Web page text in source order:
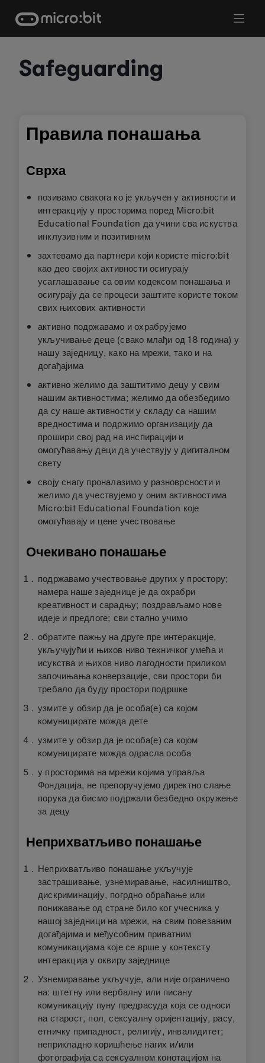
content
Safeguarding
Правила понашања
Сврха
позивамо свакога ко је укључен у активности и
интеракцију у просторима поред Micro:bit
Educational Foundation да учини сва искуства
инклузивним и позитивним
захтевамо да партнери који користе micro:bit
као део својих активности осигурају
усаглашавање са овим кодексом понашања и
осигурају да се процеси заштите користе током
свих њихових активности
активно подржавамо и охрабрујемо
укључивање деце (свако млађи од 18 година) у
нашу заједницу, како на мрежи, тако и на
догађајима
активно желимо да заштитимо децу у свим
нашим активностима; желимо да обезбедимо
да су наше активности у складу са нашим
вредностима и подржимо организацију да
прошири свој рад на инспирацији и
омогућавању деци да учествују у дигиталном
свету
своју снагу проналазимо у разноврсности и
желимо да учествујемо у оним активностима
Micro:bit Educational Foundation које
омогућавају и цене учествовање
Очекивано понашање
подржавамо учествовање других у простору;
намера наше заједнице је да охрабри
креативност и сарадњу; поздрављамо нове
идеје и предлоге; сви стално учимо
обратите пажњу на друге пре интеракције,
укључујући и њихов ниво техничког умећа и
исукства и њихов ниво лагодности приликом
започињања конверзације, сви простори би
требало да буду простори подршке
узмите у обзир да је особа(е) са којом
комуницирате можда дете
узмите у обзир да је особа(е) са којом
комуницирате можда одрасла особа
у просторима на мрежи којима управља
Фондација, не препоручујемо директно слање
порука да бисмо подржали безбедно окружење
за децу
Неприхватљиво понашање
Неприхватљиво понашање укључује
застрашивање, узнемиравање, насилништво,
дискриминацију, погрдно обраћање или
понижавање од стране било ког учесника у
нашој заједници на мрежи, на свим повезаним
догађајима и међусобним приватним
комуникацијама које се врше у контексту
интеракција у оквиру заједнице
Узнемиравање укључује, али није ограничено
на: штетну или вербалну или писану
комуникацију пуну предрасуда која се односи
на старост, пол, сексуалну оријентацију, расу,
етничку припадност, религију, инвалидитет;
неприкладно коришћење нагих и/или
фотографија са сексуалном конотацијом на